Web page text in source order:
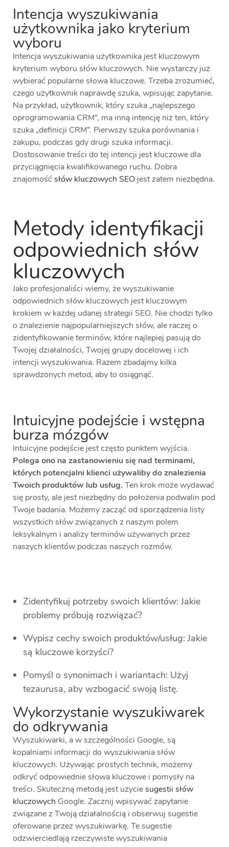
Intencja wyszukiwania
użytkownika jako kryterium
wyboru
Intencja wyszukiwania użytkownika jest kluczowym
kryterium wyboru słów kluczowych. Nie wystarczy już
wybierać popularne słowa kluczowe. Trzeba zrozumieć,
czego użytkownik naprawdę szuka, wpisując zapytanie.
Na przykład, użytkownik, który szuka „najlepszego
oprogramowania CRM”, ma inną intencję niż ten, który
szuka „definicji CRM”. Pierwszy szuka porównania i
zakupu, podczas gdy drugi szuka informacji.
Dostosowanie treści do tej intencji jest kluczowe dla
przyciągnięcia kwalifikowanego ruchu. Dobra
znajomośćsłów kluczowych SEO jest zatem niezbędna.
Metody identyfikacji
odpowiednich słów
kluczowych
Jako profesjonaliści wiemy, że wyszukiwanie
odpowiednich słów kluczowych jest kluczowym
krokiem w każdej udanej strategii SEO. Nie chodzi tylko
o znalezienie najpopularniejszych słów, ale raczej o
zidentyfikowanie terminów, które najlepiej pasują do
Twojej działalności, Twojej grupy docelowej i ich
intencji wyszukiwania. Razem zbadajmy kilka
sprawdzonych metod, aby to osiągnąć.
Intuicyjne podejście i wstępna
burza mózgów
Intuicyjne podejście jest często punktem wyjścia.
Polega ono na zastanowieniu się nad terminami,
których potencjalni klienci używaliby do znalezienia
Twoich produktów lub usług. Ten krok może wydawać
się prosty, ale jest niezbędny do położenia podwalin pod
Twoje badania. Możemy zacząć od sporządzenia listy
wszystkich słów związanych z naszym polem
leksykalnym i analizy terminów używanych przez
naszych klientów podczas naszych rozmów.
Zidentyfikuj potrzeby swoich klientów: Jakie
problemy próbują rozwiązać?
Wypisz cechy swoich produktów/usług: Jakie
są kluczowe korzyści?
Pomyśl o synonimach i wariantach: Użyj
tezaurusa, aby wzbogacić swoją listę.
Wykorzystanie wyszukiwarek
do odkrywania
Wyszukiwarki, a w szczególności Google, są
kopalniami informacji do wyszukiwania słów
kluczowych. Używając prostych technik, możemy
odkryć odpowiednie słowa kluczowe i pomysły na
treści. Skuteczną metodą jest użyciesugestii słów
kluczowych Google. Zacznij wpisywać zapytanie
związane z Twoją działalnością i obserwuj sugestie
oferowane przez wyszukiwarkę. Te sugestie
odzwierciedlają rzeczywiste wyszukiwania